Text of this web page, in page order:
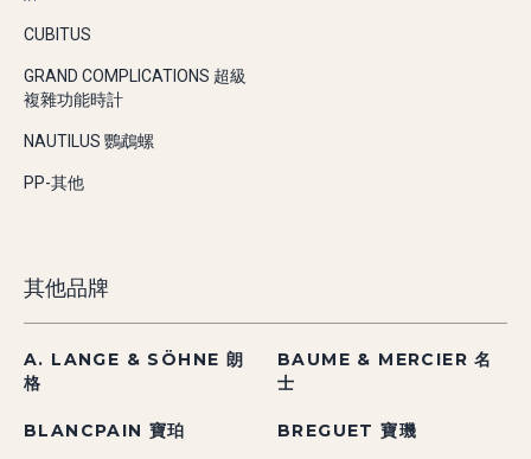
CUBITUS
GRAND COMPLICATIONS 超級
複雜功能時計
NAUTILUS 鸚鵡螺
PP-其他
其他品牌
A. LANGE & SÖHNE 朗
格
BAUME & MERCIER 名
士
BLANCPAIN 寶珀 BREGUET 寶璣